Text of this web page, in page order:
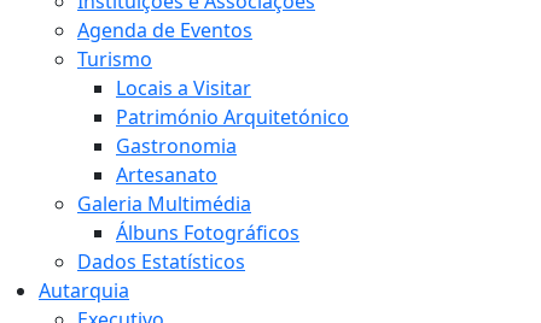
Agenda de Eventos
Turismo
Locais a Visitar
Património Arquitetónico
Gastronomia
Artesanato
Galeria Multimédia
Álbuns Fotográficos
Dados Estatísticos
Autarquia